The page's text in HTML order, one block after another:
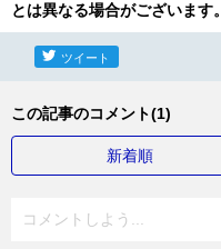
とは異なる場合がございます。
ツイート
この記事のコメント(1)
新着順
コメントしよう...